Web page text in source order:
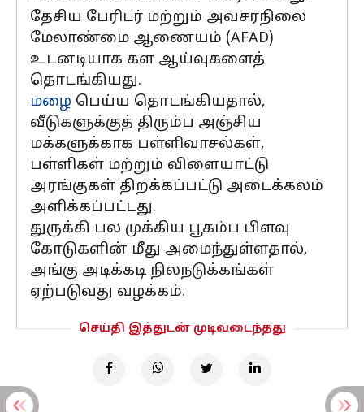
தேசிய பேரிடர் மற்றும் அவசரநிலை
மேலாண்மை ஆணையம் (AFAD)
உடனடியாக கள ஆய்வுகளைத்
தொடங்கியது.
மழை பெய்ய தொடங்கியதால்,
வீடுகளுக்குத் திரும்ப அஞ்சிய
மக்களுக்காக பள்ளிவாசல்கள்,
பள்ளிகள் மற்றும் விளையாட்டு
அரங்குகள் திறக்கப்பட்டு அடைக்கலம்
அளிக்கப்பட்டது.
துருக்கி பல முக்கிய பூகம்ப பிளவு
கோடுகளின் மீது அமைந்துள்ளதால்,
அங்கு அடிக்கடி நிலநடுக்கங்கள்
ஏற்படுவது வழக்கம்.
செய்தி இத்துடன் முடிவடைந்தது